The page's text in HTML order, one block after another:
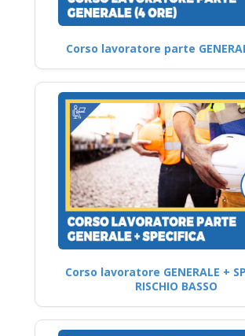
Corso lavoratore parte
Corso lavoratore GENERALE +
RISCHIO BASSO